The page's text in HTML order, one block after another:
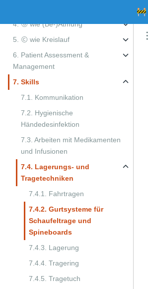
🚧
4. Ⓑ wie (Be-)Atmung
5. Ⓒ wie Kreislauf
6. Patient Assessment &
Management
7. Skills
7.1. Kommunikation
7.2. Hygienische
Händedesinfektion
7.3. Arbeiten mit Medikamenten
und Infusionen
7.4. Lagerungs- und
Tragetechniken
7.4.1. Fahrtragen
7.4.2. Gurtsysteme für
Schaufeltrage und
Spineboards
7.4.3. Lagerung
7.4.4. Tragering
7.4.5. Tragetuch